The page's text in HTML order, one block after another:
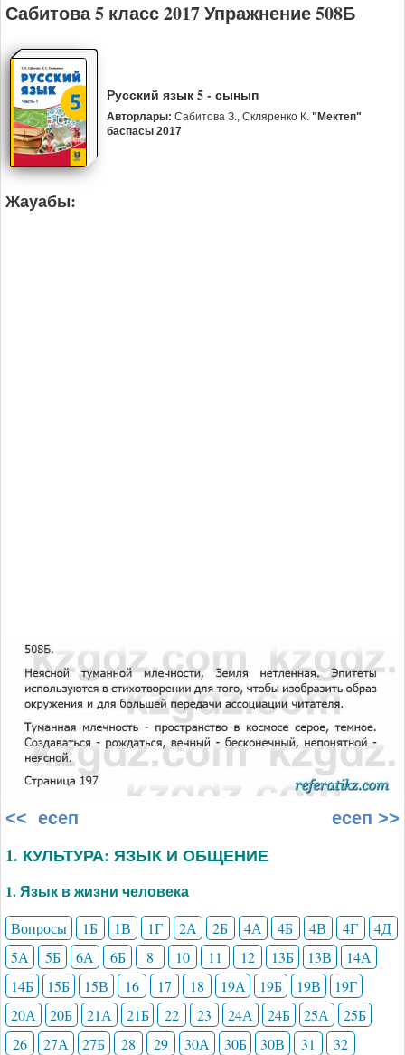
Сабитова 5 класс 2017 Упражнение 508Б
Русский язык 5 - сынып
Авторлары: Сабитова З., Скляренко К. "Мектеп"
баспасы 2017
Жауабы:
<< есеп есеп >>
1. КУЛЬТУРА: ЯЗЫК И ОБЩЕНИЕ
1. Язык в жизни человека
Вопросы 1Б 1В 1Г 2А 2Б 4А 4Б 4В 4Г
4Д
5А
5Б 6А 6Б 8 10 11 12 13Б 13В
14А
14Б
15Б 15В 16 17 18 19А 19Б 19В
19Г
20А
20Б 21А 21Б 22 23 24А 24Б 25А
25Б
26
27А 27Б 28 29 30А 30Б 30В 31 32